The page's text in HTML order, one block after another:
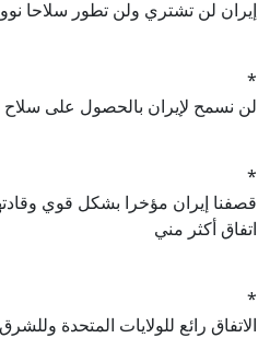
إيران لن تشتري ولن تطور سلاحا
*
لن نسمح لإيران بالحصول على سلاح
*
قصفنا إيران مؤخرا بشكل قوي
اتفاق أكثر مني
*
الاتفاق رائع للولايات المتحدة